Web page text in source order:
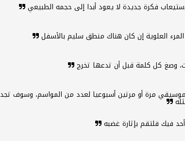
فكرة جديدة لا يعود أبدا إلى حجمه الطبيعي
المرء العلوية إن كان هناك منطق سليم بالأسفل
وصغ كل كلمة قبل أن تدعها تخرج
مرة أو مرتين أسبوعيا لعدد من المواسم، وسوف تجد
فيك فلتقم بإثارة غضبه